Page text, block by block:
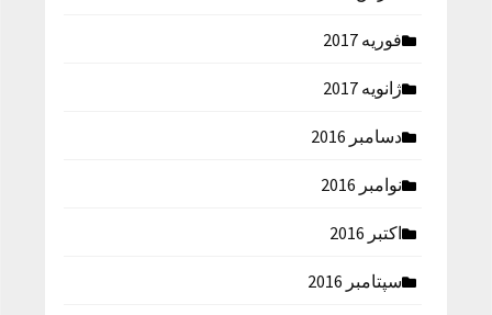
فوریه 2017
ژانویه 2017
دسامبر 2016
نوامبر 2016
اکتبر 2016
سپتامبر 2016